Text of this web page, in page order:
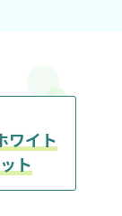
ワイト
ト